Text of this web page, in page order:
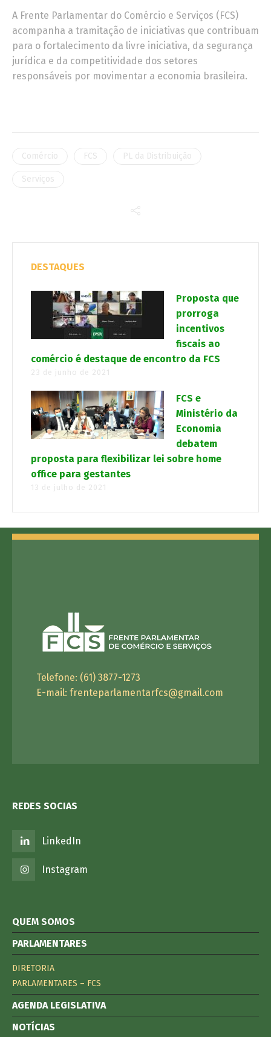
A Frente Parlamentar do Comércio e Serviços (FCS)
acompanha a tramitação de iniciativas que contribuam
para o fortalecimento da livre iniciativa, da segurança
jurídica e da competitividade dos setores
responsáveis por movimentar a economia brasileira.
Comércio FCS PL da Distribuição
Serviços
DESTAQUES
Proposta que
prorroga
incentivos
fiscais ao
comércio é destaque de encontro da FCS
23 de junho de 2021
FCS e
Ministério da
Economia
debatem
proposta para flexibilizar lei sobre home
office para gestantes
13 de julho de 2021
Telefone: (61) 3877-1273
E-mail: frenteparlamentarfcs@gmail.com
REDES SOCIAS
LinkedIn
Instagram
QUEM SOMOS
PARLAMENTARES
DIRETORIA
PARLAMENTARES – FCS
AGENDA LEGISLATIVA
NOTÍCIAS